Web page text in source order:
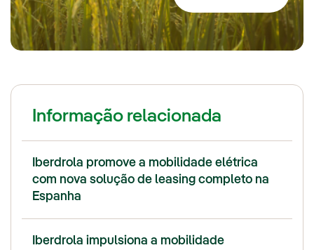
Informação relacionada
Iberdrola promove a mobilidade elétrica
com nova solução de leasing completo na
Espanha
Iberdrola impulsiona a mobilidade